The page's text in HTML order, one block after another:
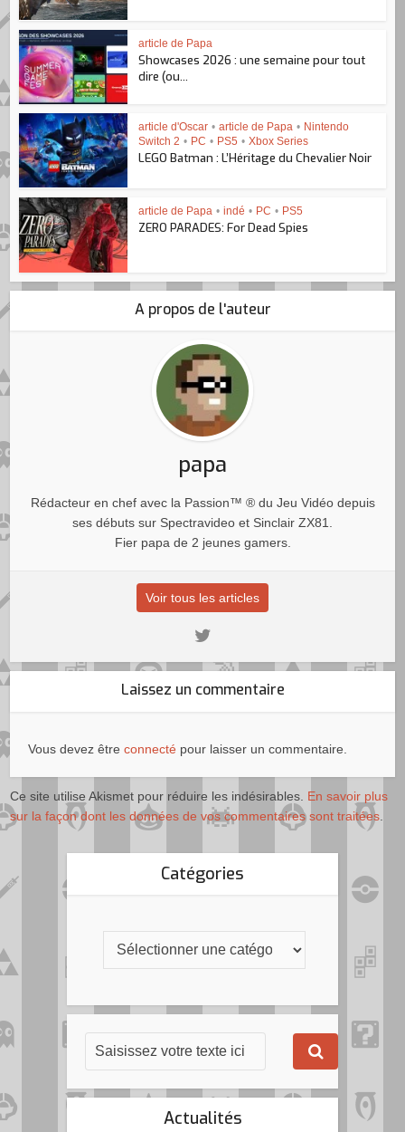
article de Papa
Showcases 2026 : une semaine pour tout
dire (ou...
article d'Oscar • article de Papa • Nintendo
Switch 2 • PC • PS5 • Xbox Series
LEGO Batman : L’Héritage du Chevalier Noir
article de Papa • indé • PC • PS5
ZERO PARADES: For Dead Spies
A propos de l'auteur
papa
Rédacteur en chef avec la Passion™ ® du Jeu Vidéo depuis
ses débuts sur Spectravideo et Sinclair ZX81.
Fier papa de 2 jeunes gamers.
Voir tous les articles
Laissez un commentaire
Vous devez êtreconnecté pour laisser un commentaire.
Ce site utilise Akismet pour réduire les indésirables. En savoir plus
sur la façon dont les données de vos commentaires sont traitées
Catégories
Actualités